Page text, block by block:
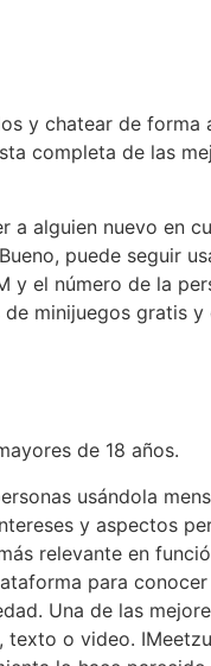
y chatear de forma
completa de las
alguien nuevo en
puede seguir
el número de la
minijuegos gratis
de 18 años.
usándola
y aspectos
relevante en
para
Una de las
o video.